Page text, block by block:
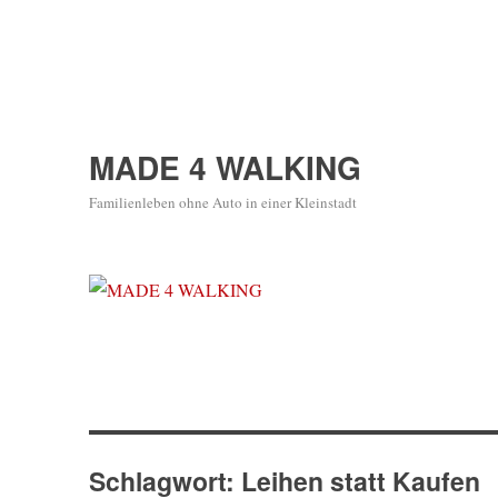
MADE 4 WALKING
Familienleben ohne Auto in einer Kleinstadt
Schlagwort: Leihen statt Kaufen